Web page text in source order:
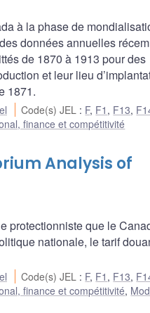
à la phase de
données annuelles
de 1870 à 1913 pour des
et leur lieu
1871.
Code(s) JEL : F, F1 , F13,
finance et compétitivité
Analysis of
protectionniste que le
nationale, le tarif
Code(s) JEL : F, F1 , F13,
finance et compétitivité,